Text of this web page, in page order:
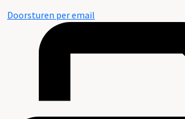
Doorsturen per email